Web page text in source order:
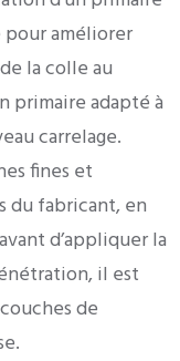
pour améliorer
la colle au
primaire adapté à
carrelage.
fines et
du fabricant, en
d’appliquer la
il est
de